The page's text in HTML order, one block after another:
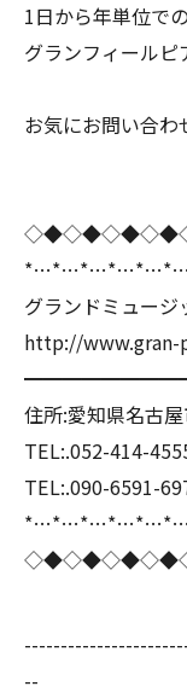
1日から年単位で
グランフィールピ
お気にお問い合わ
グランドミュージ
http://www.gran-
住所:愛知県名古
TEL:.052-414-
TEL:.090-6591-
--